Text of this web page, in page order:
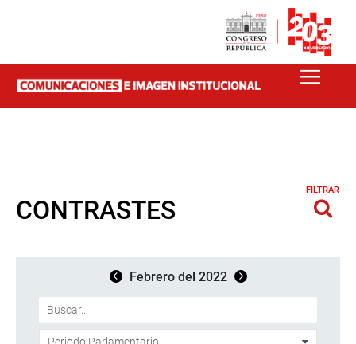
CONTRASTES
FILTRAR
Febrero del 2022